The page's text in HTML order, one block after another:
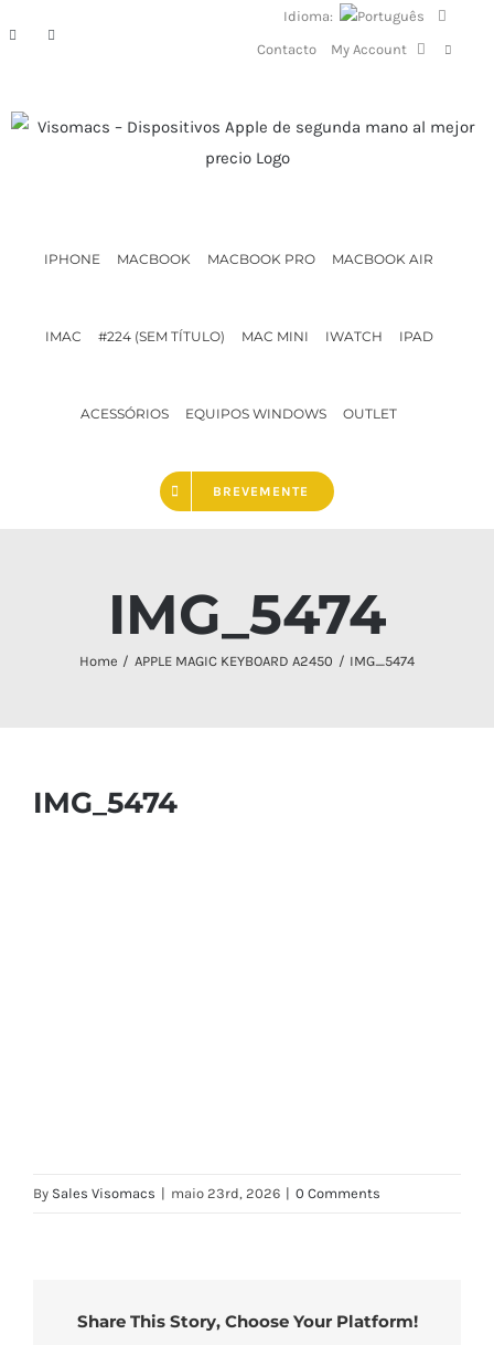
to
Facebook
Idioma:
Contacto My Account
IPHONE MACBOOK MACBOOK PRO MACBOOK AIR
IMAC #224 (SEM TÍTULO) MAC MINI IWATCH IPAD
ACESSÓRIOS EQUIPOS WINDOWS OUTLET
BREVEMENTE
IMG_5474
Home APPLE MAGIC KEYBOARD A2450 IMG_5474
IMG_5474
By Sales Visomacs | maio 23rd, 2026 | 0 Comments
Share This Story, Choose Your Platform!